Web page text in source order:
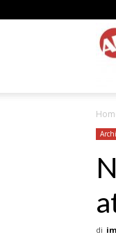
di